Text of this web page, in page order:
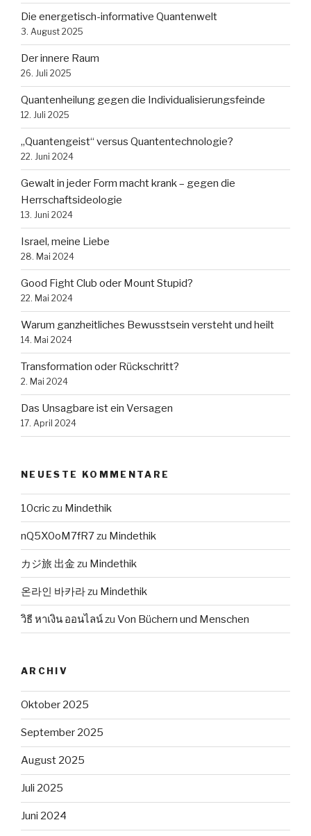
Die energetisch-informative Quantenwelt
3. August 2025
Der innere Raum
26. Juli 2025
Quantenheilung gegen die Individualisierungsfeinde
12. Juli 2025
„Quantengeist“ versus Quantentechnologie?
22. Juni 2024
Gewalt in jeder Form macht krank – gegen die
Herrschaftsideologie
13. Juni 2024
Israel, meine Liebe
28. Mai 2024
Good Fight Club oder Mount Stupid?
22. Mai 2024
Warum ganzheitliches Bewusstsein versteht und heilt
14. Mai 2024
Transformation oder Rückschritt?
2. Mai 2024
Das Unsagbare ist ein Versagen
17. April 2024
NEUESTE KOMMENTARE
10criczu Mindethik
nQ5X0oM7fR7zu Mindethik
カジ旅 出金 zu Mindethik
온라인 바카라zu Mindethik
วิธี หาเงิน ออนไลน์zu Von Büchern und Menschen
ARCHIV
Oktober 2025
September 2025
August 2025
Juli 2025
Juni 2024